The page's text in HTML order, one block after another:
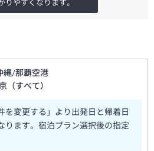
りやすくなります。
縄/那覇空港
（すべて）
を変更する」より出発日と帰着日
ります。宿泊プラン選択後の指定